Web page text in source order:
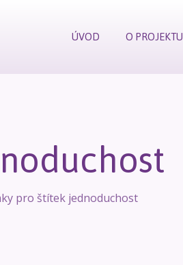
ÚVOD O PROJEKTU
pro štítek jednoduchost